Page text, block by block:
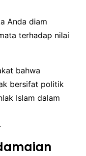
Anda diam
terhadap nilai
bahwa
bersifat politik
Islam dalam